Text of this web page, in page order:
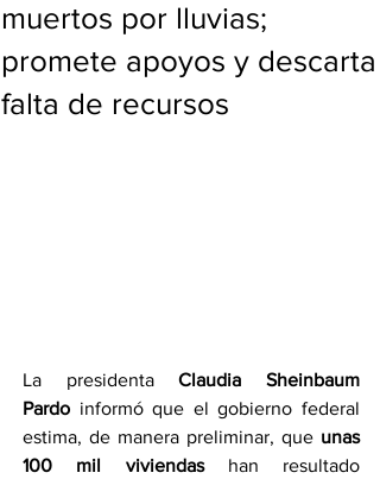
muertos por lluvias;
promete apoyos y descarta
falta de recursos
La presidenta Claudia Sheinbaum
Pardo informó que el gobierno federal
estima, de manera preliminar, que unas
100 mil viviendas han resultado